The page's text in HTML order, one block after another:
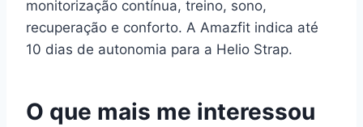
monitorização contínua, treino, sono,
recuperação e conforto. A Amazfit indica até
10 dias de autonomia para a Helio Strap.
O que mais me interessou